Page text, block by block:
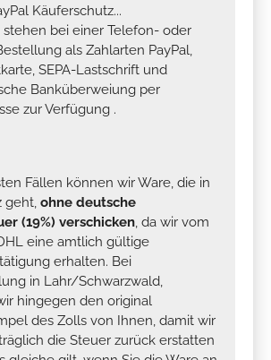
Käuferschutz...
stehen bei einer Telefon- oder
als Zahlarten PayPal,
SEPA-Lastschrift und
Banküberweiung per
zur Verfügung .
Fällen können wir Ware, die in
geht, ohne deutsche
(19%) verschicken , da wir vom
eine amtlich gültige
erhalten. Bei
in Lahr/Schwarzwald,
hingegen den original
des Zolls von Ihnen, damit wir
die Steuer zurück erstatten